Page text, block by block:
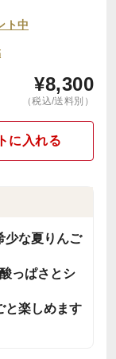
ト中
¥8,300
（税込/送料別）
に入れる
少な夏りんご
っぱさとシ
と楽しめます